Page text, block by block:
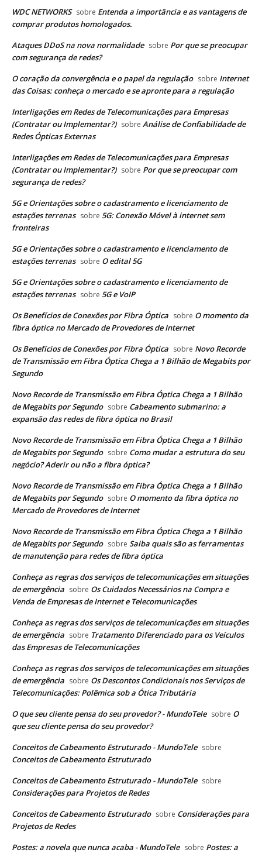
WDC NETWORKS sobre Entenda a importância e as vantagens de
comprar produtos homologados.
Ataques DDoS na nova normalidade sobre Por que se preocupar
com segurança de redes?
O coração da convergência e o papel da regulação sobre Internet
das Coisas: conheça o mercado e se apronte para a regulação
Interligações em Redes de Telecomunicações para Empresas
(Contratar ou Implementar?) sobre Análise de Confiabilidade de
Redes Ópticas Externas
Interligações em Redes de Telecomunicações para Empresas
(Contratar ou Implementar?) sobre Por que se preocupar com
segurança de redes?
5G e Orientações sobre o cadastramento e licenciamento de
estações terrenas sobre 5G: Conexão Móvel à internet sem
fronteiras
5G e Orientações sobre o cadastramento e licenciamento de
estações terrenas sobre O edital 5G
5G e Orientações sobre o cadastramento e licenciamento de
estações terrenas sobre 5G e VoIP
Os Benefícios de Conexões por Fibra Óptica sobre O momento da
fibra óptica no Mercado de Provedores de Internet
Os Benefícios de Conexões por Fibra Óptica sobre Novo Recorde
de Transmissão em Fibra Óptica Chega a 1 Bilhão de Megabits por
Segundo
Novo Recorde de Transmissão em Fibra Óptica Chega a 1 Bilhão
de Megabits por Segundo sobre Cabeamento submarino: a
expansão das redes de fibra óptica no Brasil
Novo Recorde de Transmissão em Fibra Óptica Chega a 1 Bilhão
de Megabits por Segundo sobre Como mudar a estrutura do seu
negócio? Aderir ou não a fibra óptica?
Novo Recorde de Transmissão em Fibra Óptica Chega a 1 Bilhão
de Megabits por Segundo sobre O momento da fibra óptica no
Mercado de Provedores de Internet
Novo Recorde de Transmissão em Fibra Óptica Chega a 1 Bilhão
de Megabits por Segundo sobre Saiba quais são as ferramentas
de manutenção para redes de fibra óptica
Conheça as regras dos serviços de telecomunicações em situações
de emergência sobre Os Cuidados Necessários na Compra e
Venda de Empresas de Internet e Telecomunicações
Conheça as regras dos serviços de telecomunicações em situações
de emergência sobre Tratamento Diferenciado para os Veículos
das Empresas de Telecomunicações
Conheça as regras dos serviços de telecomunicações em situações
de emergência sobre Os Descontos Condicionais nos Serviços de
Telecomunicações: Polêmica sob a Ótica Tributária
O que seu cliente pensa do seu provedor? - MundoTele sobre O
que seu cliente pensa do seu provedor?
Conceitos de Cabeamento Estruturado - MundoTele sobre
Conceitos de Cabeamento Estruturado
Conceitos de Cabeamento Estruturado - MundoTele sobre
Considerações para Projetos de Redes
Conceitos de Cabeamento Estruturado sobre Considerações para
Projetos de Redes
Postes: a novela que nunca acaba - MundoTele sobre Postes: a